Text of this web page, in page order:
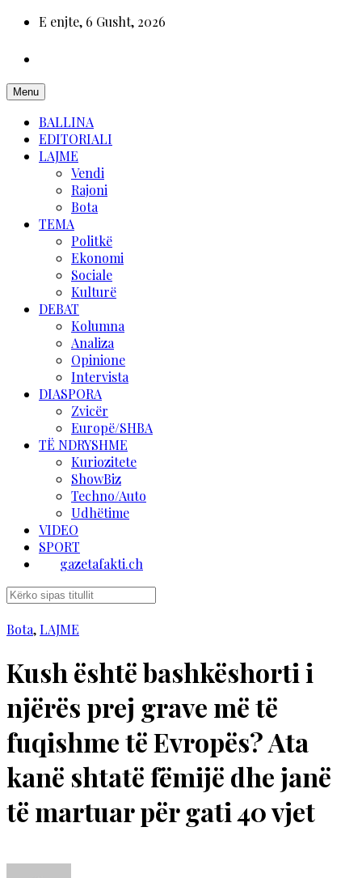
E enjte, 6 Gusht, 2026
Menu
BALLINA
EDITORIALI
LAJME
Vendi
Rajoni
Bota
TEMA
Politkë
Ekonomi
Sociale
Kulturë
DEBAT
Kolumna
Analiza
Opinione
Intervista
DIASPORA
Zvicër
Europë/SHBA
TË NDRYSHME
Kuriozitete
ShowBiz
Techno/Auto
Udhëtime
VIDEO
SPORT
gazetafakti.ch
Bota,LAJME
Kush është bashkëshorti i
njërës prej grave më të
fuqishme të Evropës? Ata
kanë shtatë fëmijë dhe janë
të martuar për gati 40 vjet